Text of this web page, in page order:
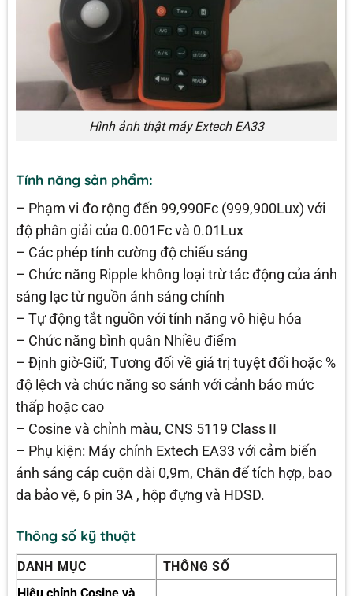
Hình ảnh thật máy Extech EA33
Tính năng sản phẩm:
– Phạm vi đo rộng đến 99,990Fc (999,900Lux) với
độ phân giải của 0.001Fc và 0.01Lux
– Các phép tính cường độ chiếu sáng
– Chức năng Ripple không loại trừ tác động của ánh
sáng lạc từ nguồn ánh sáng chính
– Tự động tắt nguồn với tính năng vô hiệu hóa
– Chức năng bình quân Nhiều điểm
– Định giờ-Giữ, Tương đối về giá trị tuyệt đối hoặc %
độ lệch và chức năng so sánh với cảnh báo mức
thấp hoặc cao
– Cosine và chỉnh màu, CNS 5119 Class II
– Phụ kiện: Máy chính Extech EA33 với cảm biến
ánh sáng cáp cuộn dài 0,9m, Chân đế tích hợp, bao
da bảo vệ, 6 pin 3A , hộp đựng và HDSD.
Thông số kỹ thuật
DANH MỤC
THÔNG SỐ